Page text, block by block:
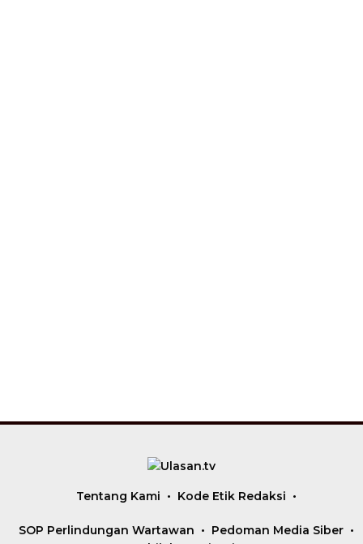
Tentang Kami Kode Etik Redaksi
SOP Perlindungan Wartawan
Pedoman Media Siber